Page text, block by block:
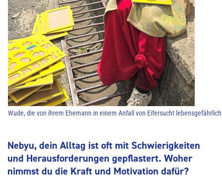
Wude, die von ihrem Ehemann in einem Anfall von Eifersucht
Nebyu, dein Alltag ist oft mit Schwierigkeiten
und Herausforderungen gepflastert. Woher
nimmst du die Kraft und Motivation dafür?